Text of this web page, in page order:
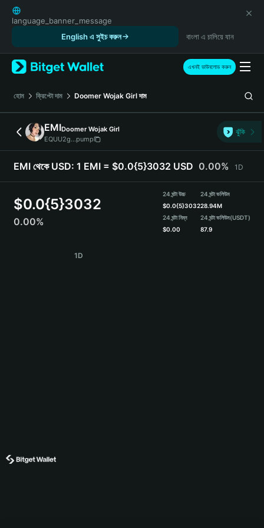
English
日本語
Русский
Español (Latinoamérica)
Türkçe
Italiano
Deutsch
简体中文
繁體中文
Português (Portugal)
हिन्दी
Español (Argentina)
language_banner_message
English এ সুইচ করুন
বাংলা এ চালিয়ে যান
এখনই ডাউনলোড করুন
হোম ক্রিপ্টো দাম Doomer Wojak Girl দাম
EMIDoomer Wojak Girl
EQUU2g...pump
ঝুঁকি
EMI থেকে USD: 1 EMI = $0.0{5}3032 USD 0.00% 1D
$0.0{5}3032
0.00%
24 ঘন্টা উচ্চ
$0.0{5}3032
24 ঘন্টা নিম্ন
$0.00
24 ঘন্টা ভলিউম
28.94M
24 ঘন্টা ভলিউম(USDT)
87.9
1D